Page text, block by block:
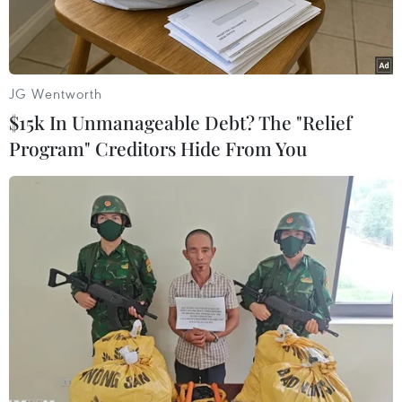
Hiện thành phố đangbước vào thời điểm thường
xảy ra hiện tượng sạt lở đất ven sông, kênh,
rạch,biển, bắt đầu từ tháng 3 đến tháng 9.
thấp nhất trong năm, xuốngdưới âm 2m. Mặt
khác, trên địa bàn thành phố có 62 khu vực sạt
lở; trong đó, có29 khu vực sạt lở đặc biệt nguy
hiểm gồm quận Thủ Đức (2 vị trí), Bình Thạnh
(7vị trí), Quận 2 (3 vị trí), Quận 8 (1 vị trí), huyện
Bình Chánh (4 vị trí), NhàBè (12 vị trí) và có 18
khu vực sạt lở mức độ nguy hiểm .
Trước tình hình trên, thành phố Hồ Chí Minh đã
yêu cầu các sở, ngành,quận, huyện khẩn trương
triển khai các biện pháp cấp bách trong phòng
JG Wentworth
$15k In Unmanageable Debt? The "Relief
Program" Creditors Hide From You